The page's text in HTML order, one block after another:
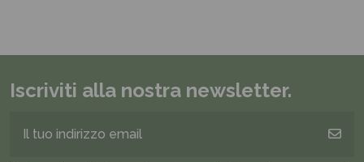
Iscriviti alla nostra newsletter.